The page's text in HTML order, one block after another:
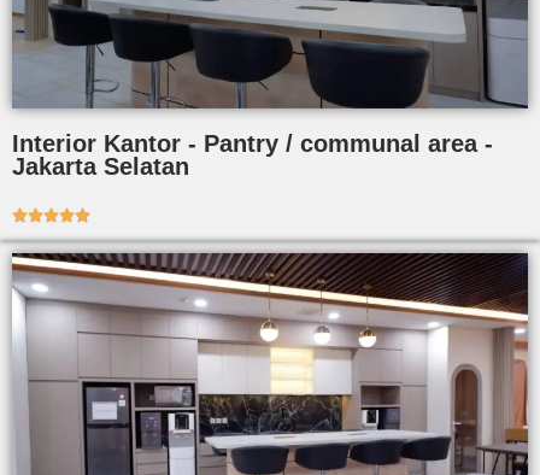
Interior Kantor - Pantry / communal area -
Jakarta Selatan
